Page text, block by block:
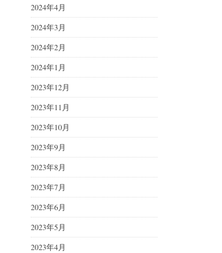
2024年4月
2024年3月
2024年2月
2024年1月
2023年12月
2023年11月
2023年10月
2023年9月
2023年8月
2023年7月
2023年6月
2023年5月
2023年4月